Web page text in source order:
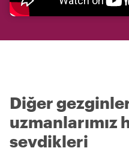
Diğer
uzmanlarımız
sevdikleri